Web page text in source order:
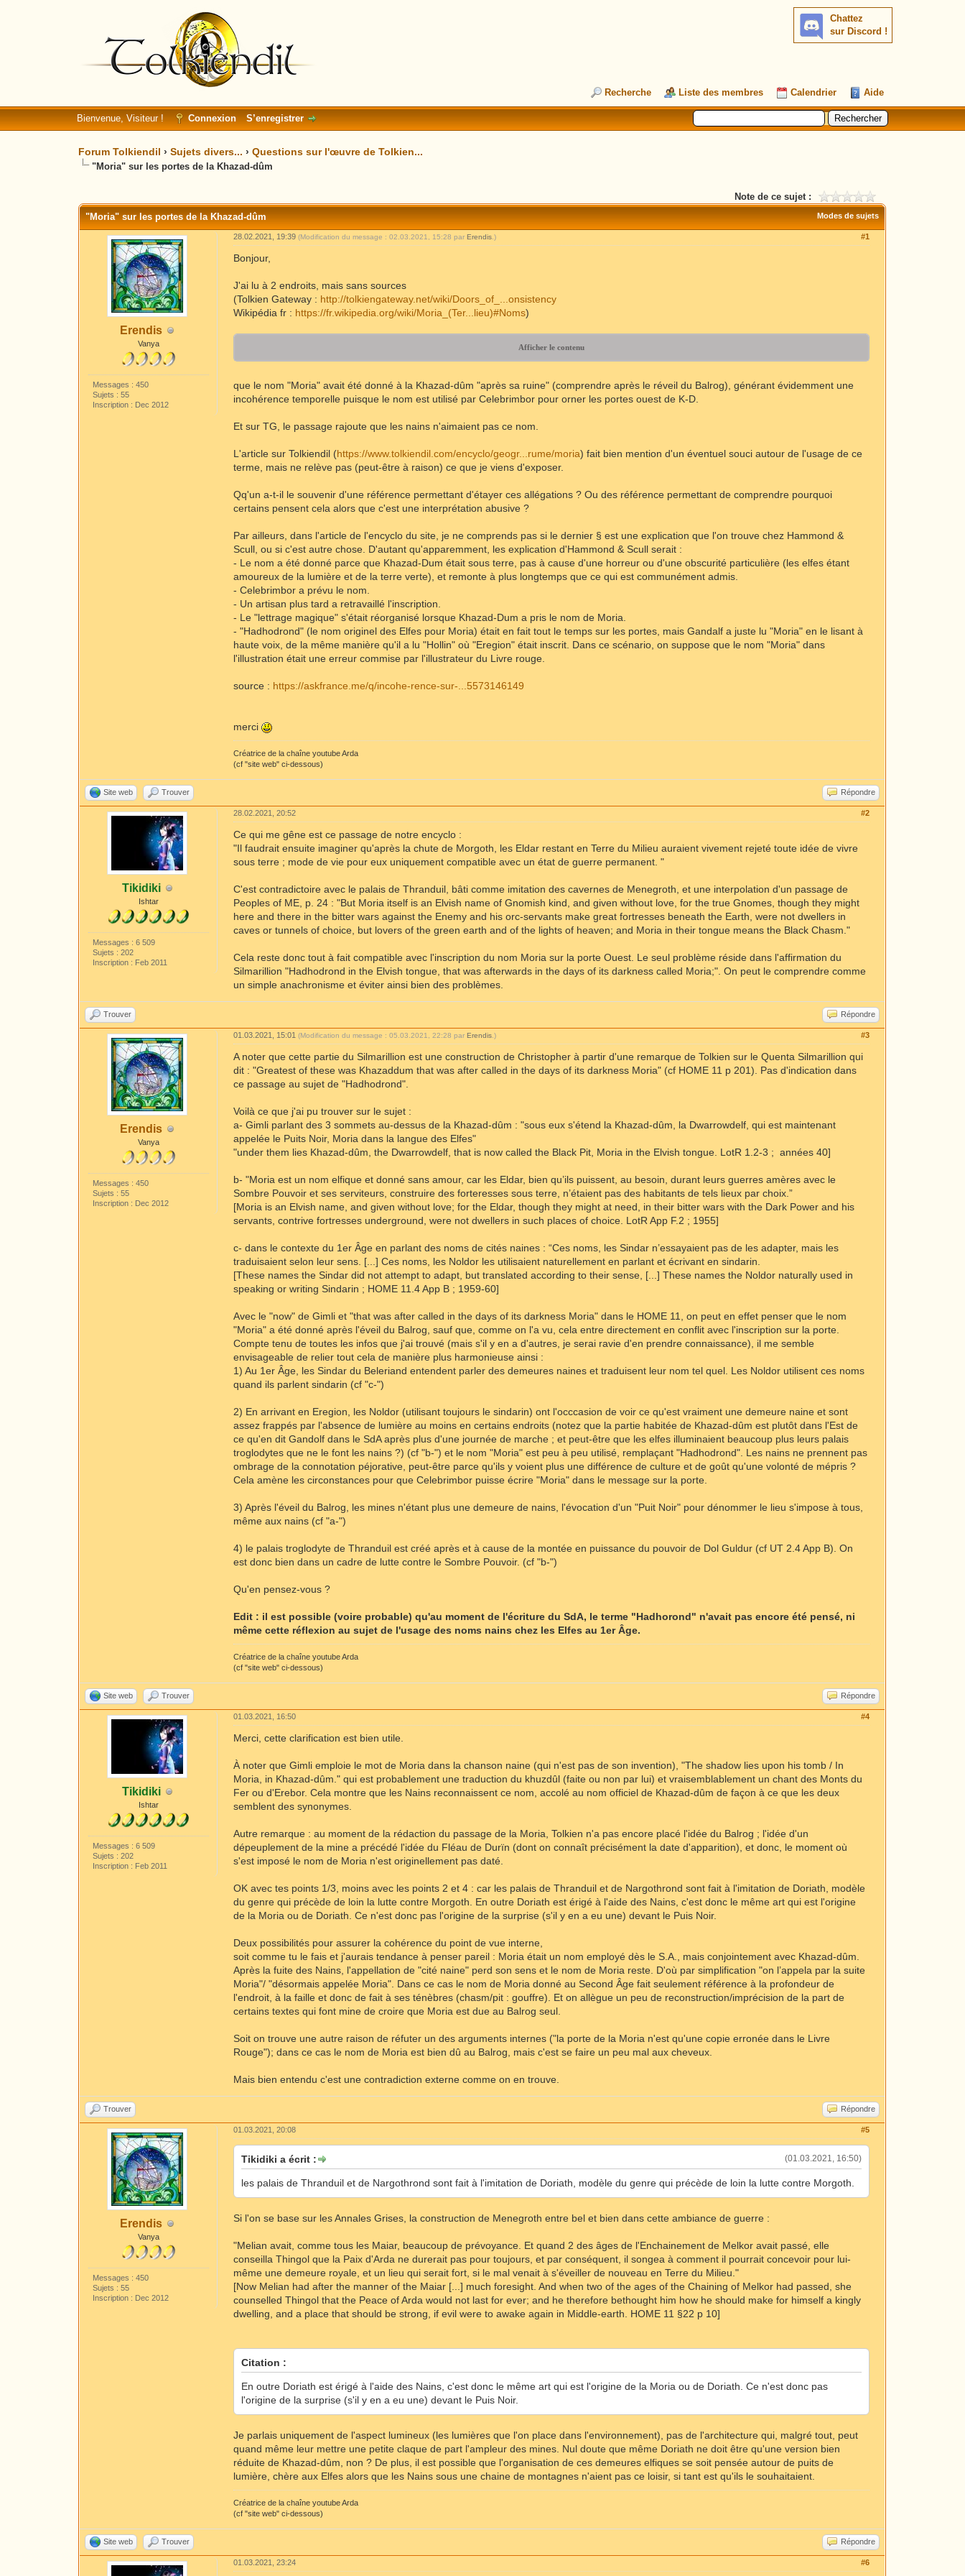
Chattez
sur Discord !
Recherche Liste des membres Calendrier Aide
Bienvenue, Visiteur ! Connexion S’enregistrer
Forum Tolkiendil ›Sujets divers... ›Questions sur l'œuvre de Tolkien...
"Moria" sur les portes de la Khazad-dûm
Note de ce sujet :
Modes de sujets
"Moria" sur les portes de la Khazad-dûm
Erendis
Vanya
Messages : 450
Sujets : 55
Inscription : Dec 2012
#1
28.02.2021, 19:39(Modification du message : 02.03.2021, 15:28 parErendis .)
Bonjour,
J'ai lu à 2 endroits, mais sans sources
(Tolkien Gateway : http://tolkiengateway.net/wiki/Doors_of_...onsistency
Wikipédia fr : https://fr.wikipedia.org/wiki/Moria_(Ter...lieu)#Noms)
Afficher le contenu
que le nom "Moria" avait été donné à la Khazad-dûm "après sa ruine" (comprendre après le réveil du Balrog), générant évidemment une
incohérence temporelle puisque le nom est utilisé par Celebrimbor pour orner les portes ouest de K-D.
Et sur TG, le passage rajoute que les nains n'aimaient pas ce nom.
L'article sur Tolkiendil (https://www.tolkiendil.com/encyclo/geogr...rume/moria) fait bien mention d'un éventuel souci autour de l'usage de ce
terme, mais ne relève pas (peut-être à raison) ce que je viens d'exposer.
Qq'un a-t-il le souvenir d'une référence permettant d'étayer ces allégations ? Ou des référence permettant de comprendre pourquoi
certains pensent cela alors que c'est une interprétation abusive ?
Par ailleurs, dans l'article de l'encyclo du site, je ne comprends pas si le dernier § est une explication que l'on trouve chez Hammond &
Scull, ou si c'est autre chose. D'autant qu'apparemment, les explication d'Hammond & Scull serait :
- Le nom a été donné parce que Khazad-Dum était sous terre, pas à cause d'une horreur ou d'une obscurité particulière (les elfes étant
amoureux de la lumière et de la terre verte), et remonte à plus longtemps que ce qui est communément admis.
- Celebrimbor a prévu le nom.
- Un artisan plus tard a retravaillé l'inscription.
- Le "lettrage magique" s'était réorganisé lorsque Khazad-Dum a pris le nom de Moria.
- "Hadhodrond" (le nom originel des Elfes pour Moria) était en fait tout le temps sur les portes, mais Gandalf a juste lu "Moria" en le lisant à
haute voix, de la même manière qu'il a lu "Hollin" où "Eregion" était inscrit. Dans ce scénario, on suppose que le nom "Moria" dans
l'illustration était une erreur commise par l'illustrateur du Livre rouge.
source : https://askfrance.me/q/incohe-rence-sur-...5573146149
merci
Créatrice de la chaîne youtube Arda
(cf "site web" ci-dessous)
Site web Trouver Répondre
Tikidiki
Ishtar
Messages : 6 509
Sujets : 202
Inscription : Feb 2011
#2
28.02.2021, 20:52
Ce qui me gêne est ce passage de notre encyclo :
"Il faudrait ensuite imaginer qu'après la chute de Morgoth, les Eldar restant en Terre du Milieu auraient vivement rejeté toute idée de vivre
sous terre ; mode de vie pour eux uniquement compatible avec un état de guerre permanent. "
C'est contradictoire avec le palais de Thranduil, bâti comme imitation des cavernes de Menegroth, et une interpolation d'un passage de
Peoples of ME, p. 24 : "But Moria itself is an Elvish name of Gnomish kind, and given without love, for the true Gnomes, though they might
here and there in the bitter wars against the Enemy and his orc-servants make great fortresses beneath the Earth, were not dwellers in
caves or tunnels of choice, but lovers of the green earth and of the lights of heaven; and Moria in their tongue means the Black Chasm."
Cela reste donc tout à fait compatible avec l'inscription du nom Moria sur la porte Ouest. Le seul problème réside dans l'affirmation du
Silmarillion "Hadhodrond in the Elvish tongue, that was afterwards in the days of its darkness called Moria;". On peut le comprendre comme
un simple anachronisme et éviter ainsi bien des problèmes.
Trouver Répondre
Erendis
Vanya
Messages : 450
Sujets : 55
Inscription : Dec 2012
#3
01.03.2021, 15:01(Modification du message : 05.03.2021, 22:28 parErendis .)
A noter que cette partie du Silmarillion est une construction de Christopher à partir d'une remarque de Tolkien sur le Quenta Silmarillion qui
dit : "Greatest of these was Khazaddum that was after called in the days of its darkness Moria" (cf HOME 11 p 201). Pas d'indication dans
ce passage au sujet de "Hadhodrond".
Voilà ce que j'ai pu trouver sur le sujet :
a- Gimli parlant des 3 sommets au-dessus de la Khazad-dûm : "sous eux s'étend la Khazad-dûm, la Dwarrowdelf, qui est maintenant
appelée le Puits Noir, Moria dans la langue des Elfes"
"under them lies Khazad-dûm, the Dwarrowdelf, that is now called the Black Pit, Moria in the Elvish tongue. LotR 1.2-3 ; années 40]
b- "Moria est un nom elfique et donné sans amour, car les Eldar, bien qu’ils puissent, au besoin, durant leurs guerres amères avec le
Sombre Pouvoir et ses serviteurs, construire des forteresses sous terre, n’étaient pas des habitants de tels lieux par choix.”
[Moria is an Elvish name, and given without love; for the Eldar, though they might at need, in their bitter wars with the Dark Power and his
servants, contrive fortresses underground, were not dwellers in such places of choice. LotR App F.2 ; 1955]
c- dans le contexte du 1er Âge en parlant des noms de cités naines : “Ces noms, les Sindar n’essayaient pas de les adapter, mais les
traduisaient selon leur sens. [...] Ces noms, les Noldor les utilisaient naturellement en parlant et écrivant en sindarin.
[These names the Sindar did not attempt to adapt, but translated according to their sense, [...] These names the Noldor naturally used in
speaking or writing Sindarin ; HOME 11.4 App B ; 1959-60]
Avec le "now" de Gimli et "that was after called in the days of its darkness Moria" dans le HOME 11, on peut en effet penser que le nom
"Moria" a été donné après l'éveil du Balrog, sauf que, comme on l'a vu, cela entre directement en conflit avec l'inscription sur la porte.
Compte tenu de toutes les infos que j'ai trouvé (mais s'il y en a d'autres, je serai ravie d'en prendre connaissance), il me semble
envisageable de relier tout cela de manière plus harmonieuse ainsi :
1) Au 1er Âge, les Sindar du Beleriand entendent parler des demeures naines et traduisent leur nom tel quel. Les Noldor utilisent ces noms
quand ils parlent sindarin (cf "c-")
2) En arrivant en Eregion, les Noldor (utilisant toujours le sindarin) ont l'occcasion de voir ce qu'est vraiment une demeure naine et sont
assez frappés par l'absence de lumière au moins en certains endroits (notez que la partie habitée de Khazad-dûm est plutôt dans l'Est de
ce qu'en dit Gandolf dans le SdA après plus d'une journée de marche ; et peut-être que les elfes illuminaient beaucoup plus leurs palais
troglodytes que ne le font les nains ?) (cf "b-") et le nom "Moria" est peu à peu utilisé, remplaçant "Hadhodrond". Les nains ne prennent pas
ombrage de la connotation péjorative, peut-être parce qu'ils y voient plus une différence de culture et de goût qu'une volonté de mépris ?
Cela amène les circonstances pour que Celebrimbor puisse écrire "Moria" dans le message sur la porte.
3) Après l'éveil du Balrog, les mines n'étant plus une demeure de nains, l'évocation d'un "Puit Noir" pour dénommer le lieu s'impose à tous,
même aux nains (cf "a-")
4) le palais troglodyte de Thranduil est créé après et à cause de la montée en puissance du pouvoir de Dol Guldur (cf UT 2.4 App B). On
est donc bien dans un cadre de lutte contre le Sombre Pouvoir. (cf "b-")
Qu'en pensez-vous ?
Edit : il est possible (voire probable) qu'au moment de l'écriture du SdA, le terme "Hadhorond" n'avait pas encore été pensé, ni
même cette réflexion au sujet de l'usage des noms nains chez les Elfes au 1er Âge.
Créatrice de la chaîne youtube Arda
(cf "site web" ci-dessous)
Site web Trouver Répondre
Tikidiki
Ishtar
Messages : 6 509
Sujets : 202
Inscription : Feb 2011
#4
01.03.2021, 16:50
Merci, cette clarification est bien utile.
À noter que Gimli emploie le mot de Moria dans la chanson naine (qui n'est pas de son invention), "The shadow lies upon his tomb / In
Moria, in Khazad-dûm." qui est probablement une traduction du khuzdûl (faite ou non par lui) et vraisemblablement un chant des Monts du
Fer ou d'Erebor. Cela montre que les Nains reconnaissent ce nom, accolé au nom officiel de Khazad-dûm de façon à ce que les deux
semblent des synonymes.
Autre remarque : au moment de la rédaction du passage de la Moria, Tolkien n'a pas encore placé l'idée du Balrog ; l'idée d'un
dépeuplement de la mine a précédé l'idée du Fléau de Durïn (dont on connaît précisément la date d'apparition), et donc, le moment où
s'est imposé le nom de Moria n'est originellement pas daté.
OK avec tes points 1/3, moins avec les points 2 et 4 : car les palais de Thranduil et de Nargothrond sont fait à l'imitation de Doriath, modèle
du genre qui précède de loin la lutte contre Morgoth. En outre Doriath est érigé à l'aide des Nains, c'est donc le même art qui est l'origine
de la Moria ou de Doriath. Ce n'est donc pas l'origine de la surprise (s'il y en a eu une) devant le Puis Noir.
Deux possibilités pour assurer la cohérence du point de vue interne,
soit comme tu le fais et j'aurais tendance à penser pareil : Moria était un nom employé dès le S.A., mais conjointement avec Khazad-dûm.
Après la fuite des Nains, l'appellation de "cité naine" perd son sens et le nom de Moria reste. D'où par simplification "on l’appela par la suite
Moria"/ "désormais appelée Moria". Dans ce cas le nom de Moria donné au Second Âge fait seulement référence à la profondeur de
l'endroit, à la faille et donc de fait à ses ténèbres (chasm/pit : gouffre). Et on allègue un peu de reconstruction/imprécision de la part de
certains textes qui font mine de croire que Moria est due au Balrog seul.
Soit on trouve une autre raison de réfuter un des arguments internes ("la porte de la Moria n'est qu'une copie erronée dans le Livre
Rouge"); dans ce cas le nom de Moria est bien dû au Balrog, mais c'est se faire un peu mal aux cheveux.
Mais bien entendu c'est une contradiction externe comme on en trouve.
Trouver Répondre
Erendis
Vanya
Messages : 450
Sujets : 55
Inscription : Dec 2012
#5
01.03.2021, 20:08
(01.03.2021, 16:50)
Tikidiki a écrit :
les palais de Thranduil et de Nargothrond sont fait à l'imitation de Doriath, modèle du genre qui précède de loin la lutte contre Morgoth.
Si l'on se base sur les Annales Grises, la construction de Menegroth entre bel et bien dans cette ambiance de guerre :
"Melian avait, comme tous les Maiar, beaucoup de prévoyance. Et quand 2 des âges de l'Enchainement de Melkor avait passé, elle
conseilla Thingol que la Paix d'Arda ne durerait pas pour toujours, et par conséquent, il songea à comment il pourrait concevoir pour lui-
même une demeure royale, et un lieu qui serait fort, si le mal venait à s'éveiller de nouveau en Terre du Milieu."
[Now Melian had after the manner of the Maiar [...] much foresight. And when two of the ages of the Chaining of Melkor had passed, she
counselled Thingol that the Peace of Arda would not last for ever; and he therefore bethought him how he should make for himself a kingly
dwelling, and a place that should be strong, if evil were to awake again in Middle-earth. HOME 11 §22 p 10]
Citation :
En outre Doriath est érigé à l'aide des Nains, c'est donc le même art qui est l'origine de la Moria ou de Doriath. Ce n'est donc pas
l'origine de la surprise (s'il y en a eu une) devant le Puis Noir.
Je parlais uniquement de l'aspect lumineux (les lumières que l'on place dans l'environnement), pas de l'architecture qui, malgré tout, peut
quand même leur mettre une petite claque de part l'ampleur des mines. Nul doute que même Doriath ne doit être qu'une version bien
réduite de Khazad-dûm, non ? De plus, il est possible que l'organisation de ces demeures elfiques se soit pensée autour de puits de
lumière, chère aux Elfes alors que les Nains sous une chaine de montagnes n'aient pas ce loisir, si tant est qu'ils le souhaitaient.
Créatrice de la chaîne youtube Arda
(cf "site web" ci-dessous)
Site web Trouver Répondre
#6
01.03.2021, 23:24